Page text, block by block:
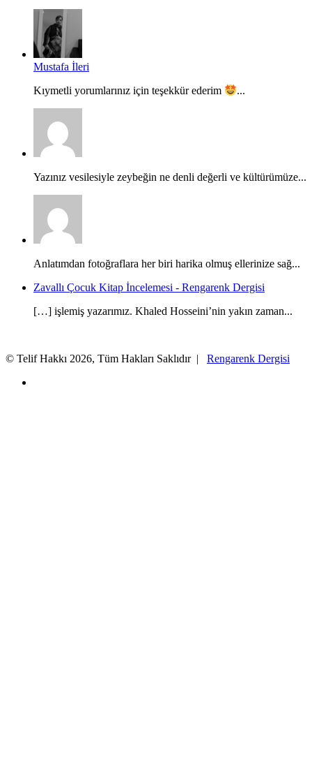
Mustafa İleri
Kıymetli yorumlarınız için teşekkür ederim ...
Yazınız vesilesiyle zeybeğin ne denli değerli ve kültürümüze...
Anlatımdan fotoğraflara her biri harika olmuş ellerinize sağ...
Zavallı Çocuk Kitap İncelemesi - Rengarenk Dergisi
[…] işlemiş yazarımız. Khaled Hosseini’nin yakın zaman...
© Telif Hakkı 2026, Tüm Hakları Saklıdır | Rengarenk Dergisi